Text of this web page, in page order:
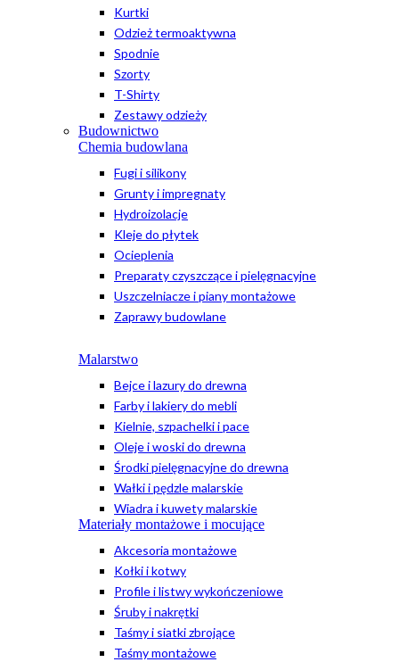
Kurtki
Odzież termoaktywna
Spodnie
Szorty
T-Shirty
Zestawy odzieży
Budownictwo
Chemia budowlana
Fugi i silikony
Grunty i impregnaty
Hydroizolacje
Kleje do płytek
Ocieplenia
Preparaty czyszczące i pielęgnacyjne
Uszczelniacze i piany montażowe
Zaprawy budowlane
Malarstwo
Bejce i lazury do drewna
Farby i lakiery do mebli
Kielnie, szpachelki i pace
Oleje i woski do drewna
Środki pielęgnacyjne do drewna
Wałki i pędzle malarskie
Wiadra i kuwety malarskie
Materiały montażowe i mocujące
Akcesoria montażowe
Kołki i kotwy
Profile i listwy wykończeniowe
Śruby i nakrętki
Taśmy i siatki zbrojące
Taśmy montażowe